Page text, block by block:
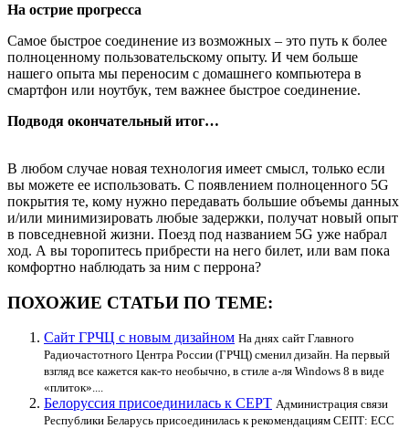
На острие прогресса
Самое быстрое соединение из возможных – это путь к более
полноценному пользовательскому опыту. И чем больше
нашего опыта мы переносим с домашнего компьютера в
смартфон или ноутбук, тем важнее быстрое соединение.
Подводя окончательный итог…
В любом случае новая технология имеет смысл, только если
вы можете ее использовать. С появлением полноценного 5G
покрытия те, кому нужно передавать большие объемы данных
и/или минимизировать любые задержки, получат новый опыт
в повседневной жизни. Поезд под названием 5G уже набрал
ход. А вы торопитесь прибрести на него билет, или вам пока
комфортно наблюдать за ним с перрона?
ПОХОЖИЕ СТАТЬИ ПО ТЕМЕ:
Сайт ГРЧЦ с новым дизайном На днях сайт Главного
Радиочастотного Центра России (ГРЧЦ) сменил дизайн. На первый
взгляд все кажется как-то необычно, в стиле а-ля Windows 8 в виде
«плиток»....
Белоруссия присоединилась к CEPT Администрация связи
Республики Беларусь присоединилась к рекомендациям СЕПТ: ЕСС